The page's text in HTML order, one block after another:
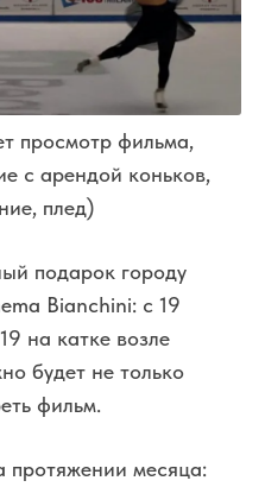
просмотр фильма,
с арендой коньков,
плед)
подарок городу
Bianchini: с 19
на катке возле
будет не только
фильм.
протяжении месяца: